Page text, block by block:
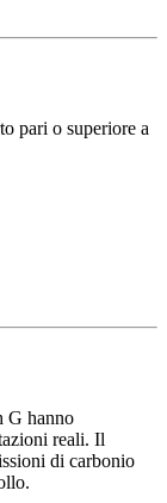
pari o superiore a
G hanno
reali. Il
di carbonio